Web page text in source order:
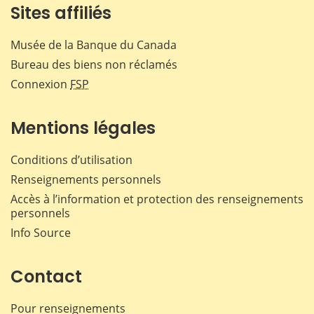
Sites affiliés
Musée de la Banque du Canada
Bureau des biens non réclamés
Connexion FSP
Mentions légales
Conditions d’utilisation
Renseignements personnels
Accès à l’information et protection des renseignements
personnels
Info Source
Contact
Pour renseignements